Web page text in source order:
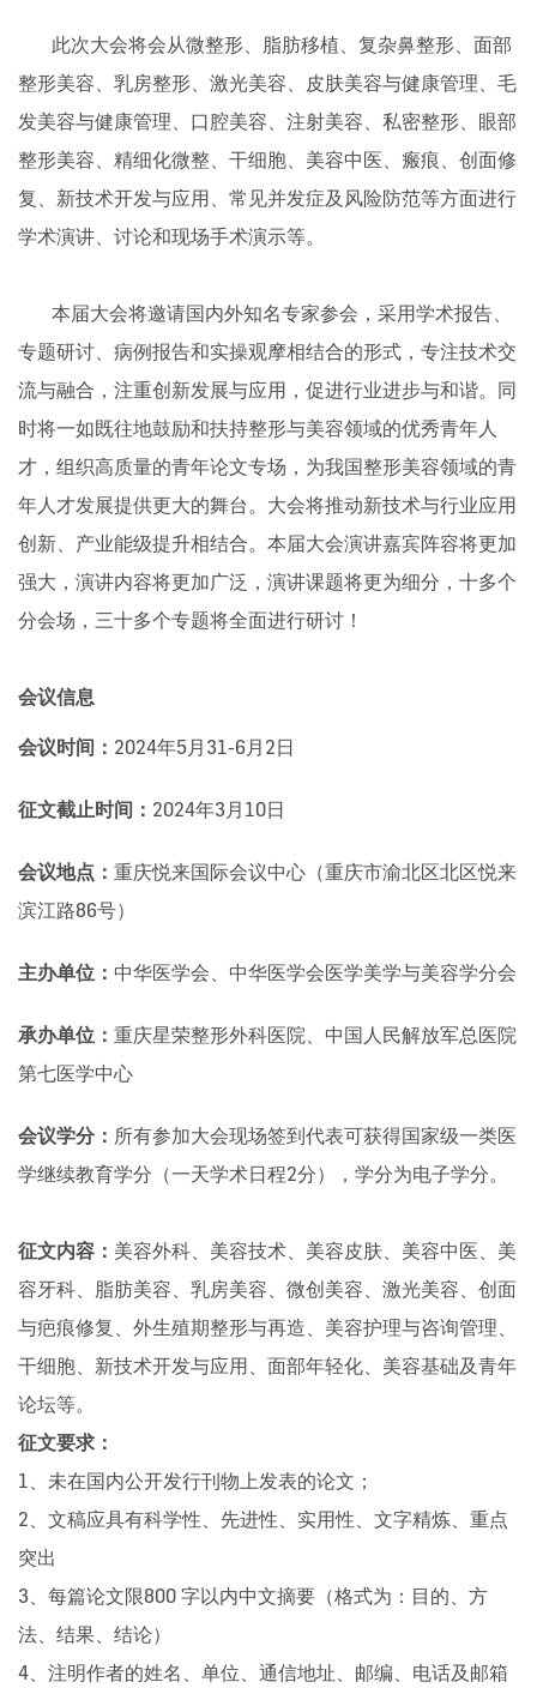
此次大会将会从微整形、脂肪移植、复杂鼻整形、面部
整形美容、乳房整形、激光美容、皮肤美容与健康管理、毛
发美容与健康管理、口腔美容、注射美容、私密整形、眼部
整形美容、精细化微整、干细胞、美容中医、瘢痕、创面修
复、新技术开发与应用、常见并发症及风险防范等方面进行
学术演讲、讨论和现场手术演示等。
本届大会将邀请国内外知名专家参会，采用学术报告、
专题研讨、病例报告和实操观摩相结合的形式，专注技术交
流与融合，注重创新发展与应用，促进行业进步与和谐。同
时将一如既往地鼓励和扶持整形与美容领域的优秀青年人
才，组织高质量的青年论文专场，为我国整形美容领域的青
年人才发展提供更大的舞台。大会将推动新技术与行业应用
创新、产业能级提升相结合。本届大会演讲嘉宾阵容将更加
强大，演讲内容将更加广泛，演讲课题将更为细分，十多个
分会场，三十多个专题将全面进行研讨！
会议信息
会议时间： 2024年5月31-6月2日
征文截止时间： 2024年3月10日
会议地点： 重庆悦来国际会议中心（重庆市渝北区北区悦来
滨江路86号）
主办单位： 中华医学会、中华医学会医学美学与美容学分会
承办单位： 重庆星荣整形外科医院、中国人民解放军总医院
第七医学中心
会议学分： 所有参加大会现场签到代表可获得国家级一类医
学继续教育学分（一天学术日程2分），学分为电子学分。
征文内容： 美容外科、美容技术、美容皮肤、美容中医、美
容牙科、脂肪美容、乳房美容、微创美容、激光美容、创面
与疤痕修复、外生殖期整形与再造、美容护理与咨询管理、
干细胞、新技术开发与应用、面部年轻化、美容基础及青年
论坛等。
征文要求：
1、未在国内公开发行刊物上发表的论文；
2、文稿应具有科学性、先进性、实用性、文字精炼、重点
突出
3、每篇论文限800 字以内中文摘要（格式为：目的、方
法、结果、结论）
4、注明作者的姓名、单位、通信地址、邮编、电话及邮箱